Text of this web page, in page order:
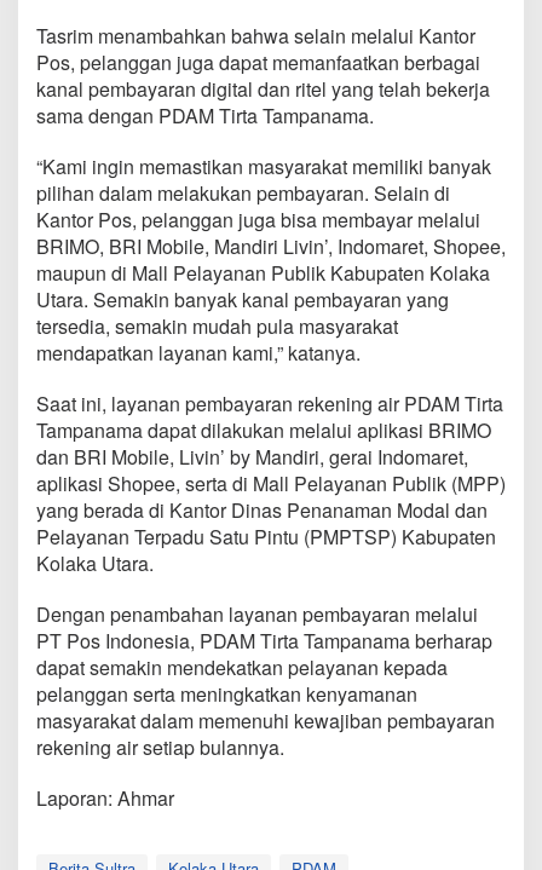
Tasrim menambahkan bahwa selain melalui Kantor
Pos, pelanggan juga dapat memanfaatkan berbagai
kanal pembayaran digital dan ritel yang telah bekerja
sama dengan PDAM Tirta Tampanama.
“Kami ingin memastikan masyarakat memiliki banyak
pilihan dalam melakukan pembayaran. Selain di
Kantor Pos, pelanggan juga bisa membayar melalui
BRIMO, BRI Mobile, Mandiri Livin’, Indomaret, Shopee,
maupun di Mall Pelayanan Publik Kabupaten Kolaka
Utara. Semakin banyak kanal pembayaran yang
tersedia, semakin mudah pula masyarakat
mendapatkan layanan kami,” katanya.
Saat ini, layanan pembayaran rekening air PDAM Tirta
Tampanama dapat dilakukan melalui aplikasi BRIMO
dan BRI Mobile, Livin’ by Mandiri, gerai Indomaret,
aplikasi Shopee, serta di Mall Pelayanan Publik (MPP)
yang berada di Kantor Dinas Penanaman Modal dan
Pelayanan Terpadu Satu Pintu (PMPTSP) Kabupaten
Kolaka Utara.
Dengan penambahan layanan pembayaran melalui
PT Pos Indonesia, PDAM Tirta Tampanama berharap
dapat semakin mendekatkan pelayanan kepada
pelanggan serta meningkatkan kenyamanan
masyarakat dalam memenuhi kewajiban pembayaran
rekening air setiap bulannya.
Laporan: Ahmar